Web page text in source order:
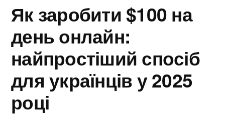
Як заробити $100 на
день онлайн:
найпростіший спосіб
для українців у 2025
році